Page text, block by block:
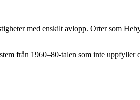
med enskilt avlopp. Orter som
från 1960–80-talen som inte